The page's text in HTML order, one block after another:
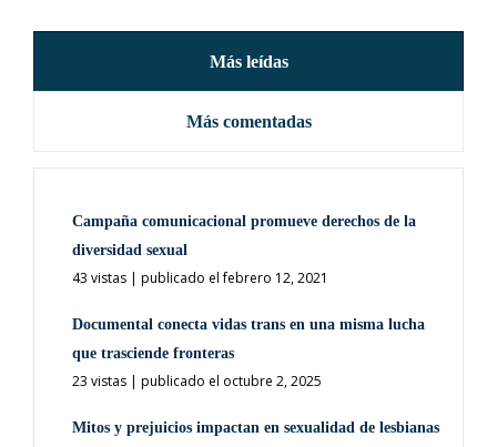
Más leídas
Más comentadas
Campaña comunicacional promueve derechos de la
diversidad sexual
43 vistas | publicado el febrero 12, 2021
Documental conecta vidas trans en una misma lucha
que trasciende fronteras
23 vistas | publicado el octubre 2, 2025
Mitos y prejuicios impactan en sexualidad de lesbianas